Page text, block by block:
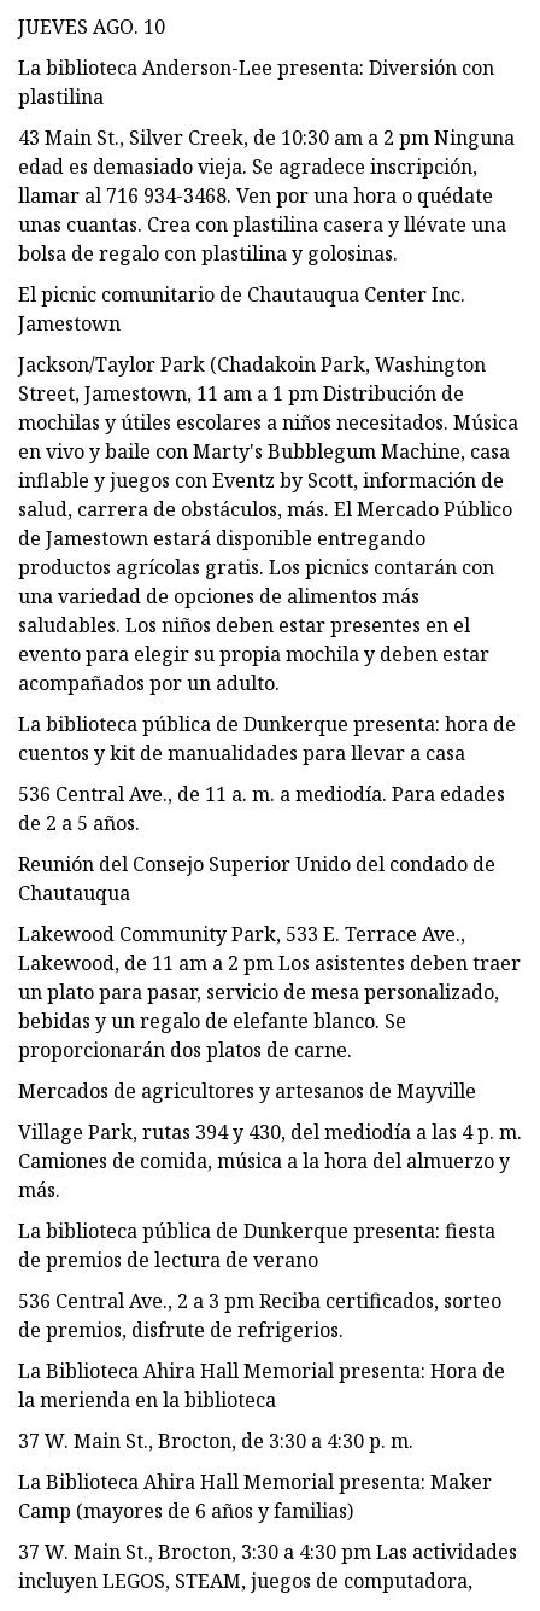
JUEVES AGO. 10
La biblioteca Anderson-Lee presenta: Diversión con
plastilina
43 Main St., Silver Creek, de 10:30 am a 2 pm Ninguna
edad es demasiado vieja. Se agradece inscripción,
llamar al 716 934-3468. Ven por una hora o quédate
unas cuantas. Crea con plastilina casera y llévate una
bolsa de regalo con plastilina y golosinas.
El picnic comunitario de Chautauqua Center Inc.
Jamestown
Jackson/Taylor Park (Chadakoin Park, Washington
Street, Jamestown, 11 am a 1 pm Distribución de
mochilas y útiles escolares a niños necesitados. Música
en vivo y baile con Marty's Bubblegum Machine, casa
inflable y juegos con Eventz by Scott, información de
salud, carrera de obstáculos, más. El Mercado Público
de Jamestown estará disponible entregando
productos agrícolas gratis. Los picnics contarán con
una variedad de opciones de alimentos más
saludables. Los niños deben estar presentes en el
evento para elegir su propia mochila y deben estar
acompañados por un adulto.
La biblioteca pública de Dunkerque presenta: hora de
cuentos y kit de manualidades para llevar a casa
536 Central Ave., de 11 a. m. a mediodía. Para edades
de 2 a 5 años.
Reunión del Consejo Superior Unido del condado de
Chautauqua
Lakewood Community Park, 533 E. Terrace Ave.,
Lakewood, de 11 am a 2 pm Los asistentes deben traer
un plato para pasar, servicio de mesa personalizado,
bebidas y un regalo de elefante blanco. Se
proporcionarán dos platos de carne.
Mercados de agricultores y artesanos de Mayville
Village Park, rutas 394 y 430, del mediodía a las 4 p. m.
Camiones de comida, música a la hora del almuerzo y
más.
La biblioteca pública de Dunkerque presenta: fiesta
de premios de lectura de verano
536 Central Ave., 2 a 3 pm Reciba certificados, sorteo
de premios, disfrute de refrigerios.
La Biblioteca Ahira Hall Memorial presenta: Hora de
la merienda en la biblioteca
37 W. Main St., Brocton, de 3:30 a 4:30 p. m.
La Biblioteca Ahira Hall Memorial presenta: Maker
Camp (mayores de 6 años y familias)
37 W. Main St., Brocton, 3:30 a 4:30 pm Las actividades
incluyen LEGOS, STEAM, juegos de computadora,